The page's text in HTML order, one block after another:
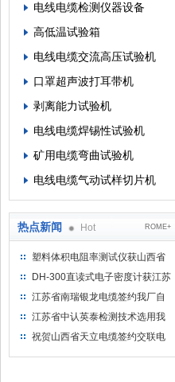
电线电缆检测仪器设备
高低温试验箱
电线电缆交流高压试验机
口罩超声波打耳带机
剥离能力试验机
电线电缆焊锡性试验机
矿用电缆弯曲试验机
电线电缆气动试样切片机
热点新闻 Hot ROME+
塑料体积电阻率测试仪获山西省
水利机械厂选用
DH-300直读式电子密度计获江苏
省苏州市安信塑业选用
江苏省南瑞银龙电缆签约我厂自
然换气老化箱等电缆检测设备
江苏省中认英泰检测技术选用我
厂自然换气老化试验箱
祝贺山西省天立电缆签约交联电